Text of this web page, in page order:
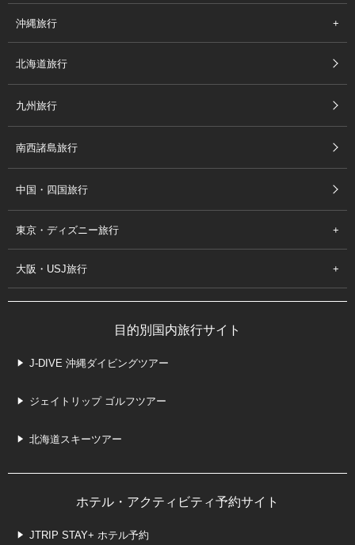
沖縄旅行
北海道旅行
九州旅行
南西諸島旅行
中国・四国旅行
東京・ディズニー旅行
大阪・USJ旅行
目的別国内旅行サイト
J-DIVE 沖縄ダイビングツアー
ジェイトリップ ゴルフツアー
北海道スキーツアー
ホテル・アクティビティ予約サイト
JTRIP STAY+ ホテル予約